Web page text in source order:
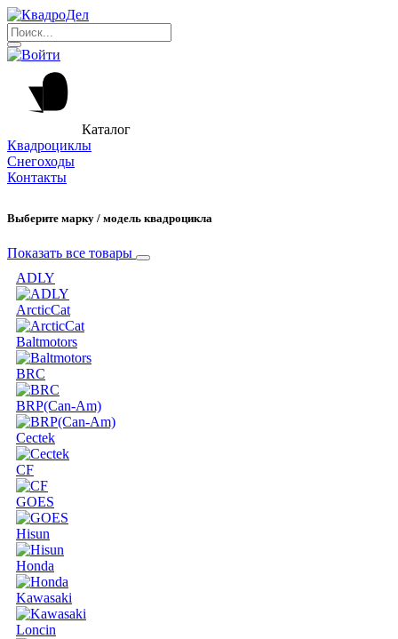
Каталог
Квадроциклы
Снегоходы
Контакты
Выберите марку / модель квадроцикла
Показать все товары
ADLY
ArcticCat
Baltmotors
BRC
BRP(Can-Am)
Cectek
CF
GOES
Hisun
Honda
Kawasaki
Loncin